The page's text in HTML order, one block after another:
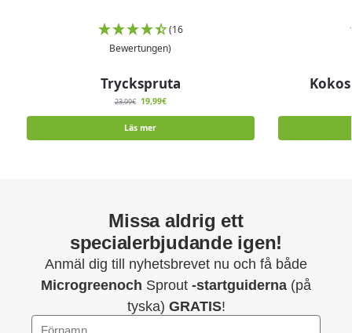
(16
Bewertungen)
Tryckspruta
23,99€ 19,99€
Läs mer
Missa aldrig ett
specialerbjudande igen!
Anmäl dig till nyhetsbrevet nu och få både
Microgreenoch Sprout -startguiderna (på
tyska) GRATIS!